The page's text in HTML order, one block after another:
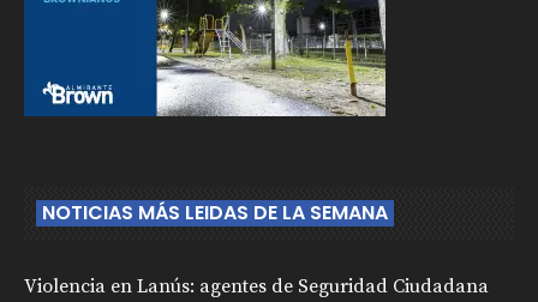
NOTICIAS MÁS LEIDAS DE LA SEMANA
Violencia en Lanús: agentes de Seguridad Ciudadana